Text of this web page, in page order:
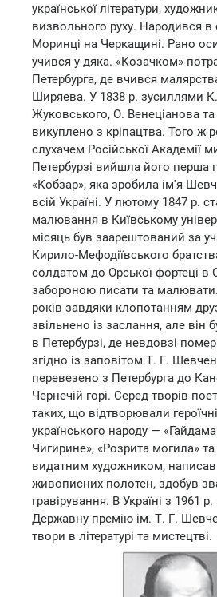
української літератури,
визвольного руху. Народився в
Моринці на Черкащині. Рано
учився у дяка. «Козачком»
Петербурга, де вчився
Ширяева. У 1838 р. зусиллями
Жуковського, О. Венеціанова
викуплено з кріпацтва. Того ж
слухачем Російської Академії
Петербурзі вийшла його перша
«Кобзар», яка зробила ім'я
всій Україні. У лютому 1847 р.
малювання в Київському
місяць був заарештований за
Кирило-Мефодіївського
солдатом до Орської фортеці в
забороною писати та
років завдяки клопотанням
звільнено із заслання, але
в Петербурзі, де невдовзі
згідно із заповітом Т. Г.
перевезено з Петербурга до
Чернечій горі. Серед творів
таких, що відтворювали героїчні
українського народу —
Чигирине», «Розрита могила»
видатним художником,
живописних полотен, здобув
гравірування. В Україні з 1961
Державну премію ім. Т. Г.
твори в літературі та мистецтві.